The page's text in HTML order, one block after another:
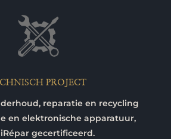
PROJECT
reparatie en recycling
en elektronische apparatuur,
gecertificeerd.